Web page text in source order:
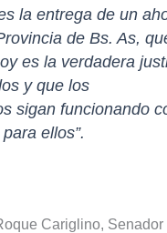
la entrega de un
de Bs. As,
es la verdadera
y que los
sigan funcionando
ellos”.
Cariglino,